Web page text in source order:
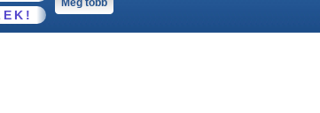
Még több